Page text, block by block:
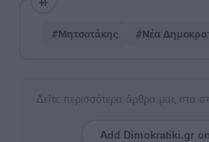
#Μητσοτάκης #Νέα
Δείτε περισσότερα άρθρα μας στα
Add Dimokratiki.gr